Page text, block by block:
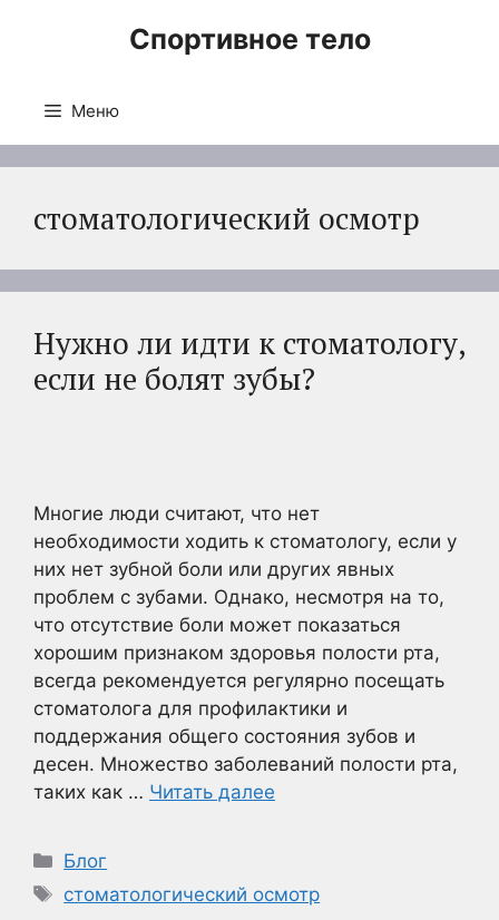
Спортивное тело
Меню
стоматологический осмотр
Нужно ли идти к стоматологу,
если не болят зубы?
Многие люди считают, что нет
необходимости ходить к стоматологу, если у
них нет зубной боли или других явных
проблем с зубами. Однако, несмотря на то,
что отсутствие боли может показаться
хорошим признаком здоровья полости рта,
всегда рекомендуется регулярно посещать
стоматолога для профилактики и
поддержания общего состояния зубов и
десен. Множество заболеваний полости рта,
таких как … Читать далее
Рубрики
Блог
Метки
стоматологический осмотр